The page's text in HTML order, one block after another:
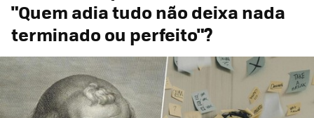
"Quem adia tudo não deixa nada
terminado ou perfeito"?